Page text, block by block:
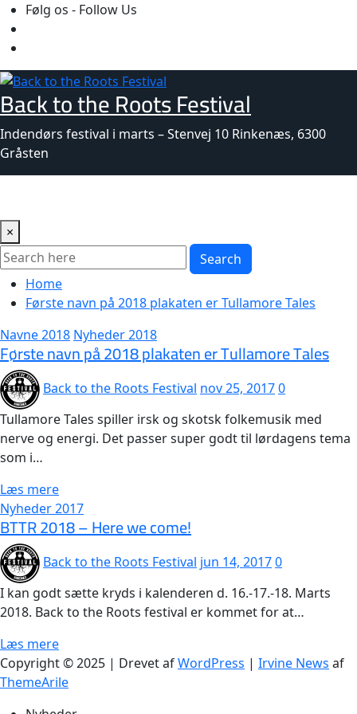
Skip
to
content
Følg os - Follow Us
Back to the Roots Festival
Indendørs festival i marts – Stenvej 10 Rinkenæs, 6300
Gråsten
×
Search
Home
Første navn på 2018 plakaten er Tullamore Tales
Navne 2018 Nyheder 2018
Første navn på 2018 plakaten er Tullamore Tales
Back to the Roots Festival nov 25, 20170
Tullamore Tales spiller irsk og skotsk folkemusik med
nerve og energi. Det passer super godt til lørdagens tema
som i…
Læs mere
Nyheder 2017
BTTR 2018 – Here we come!
Back to the Roots Festival jun 14, 20170
I kan godt sætte kryds i kalenderen d. 16.-17.-18. Marts
2018. Back to the Roots festival er kommet for at…
Læs mere
Copyright © 2025 | Drevet afWordPress | Irvine News af
ThemeArile